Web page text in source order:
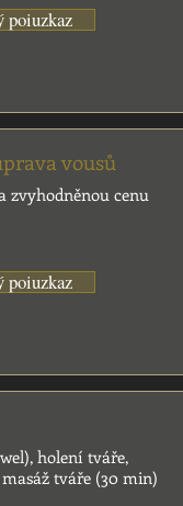
poiuzkaz
vousů
zvyhodněnou cenu
poiuzkaz
holení tváře,
tváře (30 min)